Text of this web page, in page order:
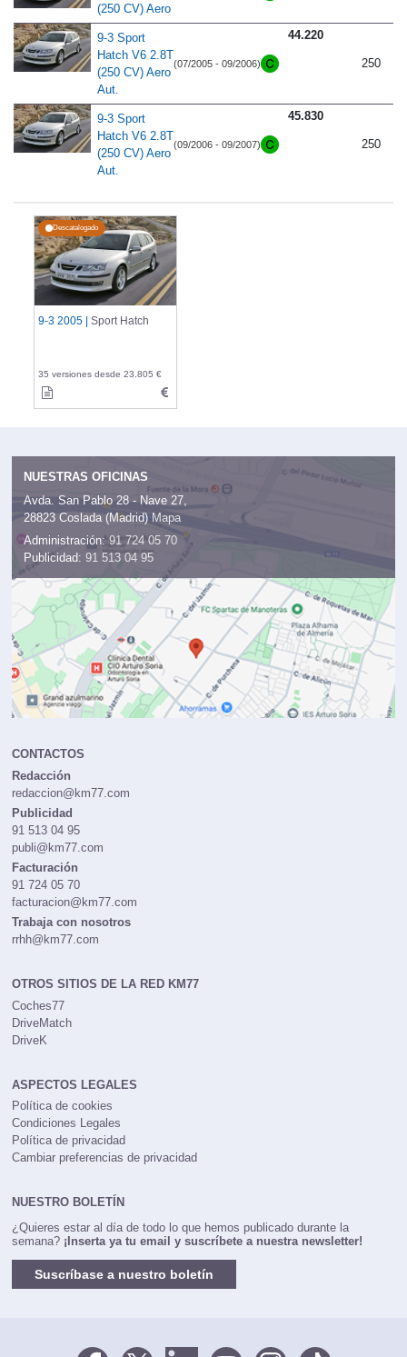
(250 CV) Aero
9-3 Sport
Hatch V6 2.8T
(250 CV) Aero
Aut.
(07/2005 - 09/2006)
44.220
250
9-3 Sport
Hatch V6 2.8T
(250 CV) Aero
Aut.
(09/2006 - 09/2007)
45.830
250
Descatalogado
9-3 2005 | Sport Hatch
35 versiones desde 23.805 €
NUESTRAS OFICINAS
Avda. San Pablo 28 - Nave 27,
28823 Coslada (Madrid) Mapa
Administración: 91 724 05 70
Publicidad: 91 513 04 95
CONTACTOS
Redacción
redaccion@km77.com
Publicidad
91 513 04 95
publi@km77.com
Facturación
91 724 05 70
facturacion@km77.com
Trabaja con nosotros
rrhh@km77.com
OTROS SITIOS DE LA RED KM77
Coches77
DriveMatch
DriveK
ASPECTOS LEGALES
Política de cookies
Condiciones Legales
Política de privacidad
Cambiar preferencias de privacidad
NUESTRO BOLETÍN
¿Quieres estar al día de todo lo que hemos publicado durante la
semana? ¡Inserta ya tu email y suscríbete a nuestra newsletter!
Suscríbase a nuestro boletín